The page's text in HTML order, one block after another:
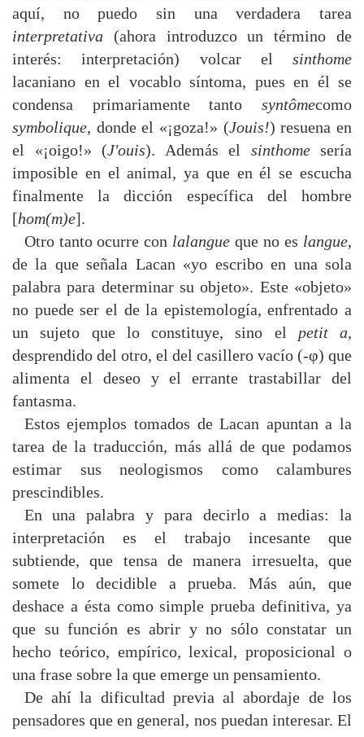
aquí, no puedo sin una verdadera tarea
interpretativa (ahora introduzco un término de
interés: interpretación) volcar el sinthome
lacaniano en el vocablo síntoma, pues en él se
condensa primariamente tanto syntômecomo
symbolique, donde el «¡goza!» (Jouis!) resuena en
el «¡oigo!» (J'ouis). Además el sinthomesería
imposible en el animal, ya que en él se escucha
finalmente la dicción específica del hombre
[hom(m)e].
Otro tanto ocurre con lalangue que no es langue,
de la que señala Lacan «yo escribo en una sola
palabra para determinar su objeto». Este «objeto»
no puede ser el de la epistemología, enfrentado a
un sujeto que lo constituye, sino el petit a,
desprendido del otro, el del casillero vacío (-φ) que
alimenta el deseo y el errante trastabillar del
fantasma.
Estos ejemplos tomados de Lacan apuntan a la
tarea de la traducción, más allá de que podamos
estimar sus neologismos como calambures
prescindibles.
En una palabra y para decirlo a medias: la
interpretación es el trabajo incesante que
subtiende, que tensa de manera irresuelta, que
somete lo decidible a prueba. Más aún, que
deshace a ésta como simple prueba definitiva, ya
que su función es abrir y no sólo constatar un
hecho teórico, empírico, lexical, proposicional o
una frase sobre la que emerge un pensamiento.
De ahí la dificultad previa al abordaje de los
pensadores que en general, nos puedan interesar. El